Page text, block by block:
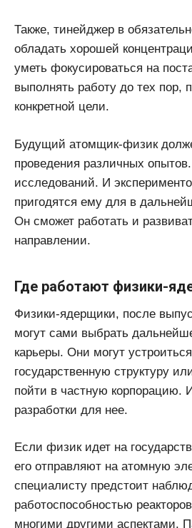
Также, тинейджер в
обладать хорошей
уметь фокусироваться на
выполнять работу до тех пор,
конкретной цели.
Будущий атомщик-физик
проведения различных
исследований. И
пригодятся ему для в
Он сможет работать и
направлении.
Где работают физики-
Физики-ядерщики, после
могут сами выбрать
карьеры. Они могут
государственную структуру
пойти в частную корпорацию.
разработки для нее.
Если физик идет на
его отправляют на атомную
специалисту предстоит
работоспособностью
многими другими аспектами.